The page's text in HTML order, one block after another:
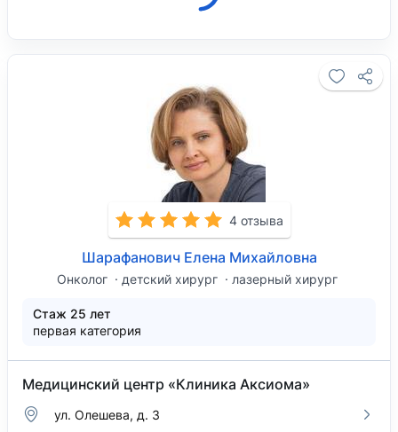
4 отзыва
Шарафанович Елена Михайловна
Онколог детский хирург лазерный хирург
Стаж 25 лет
первая категория
Медицинский центр «Клиника Аксиома»
ул. Олешева, д. 3